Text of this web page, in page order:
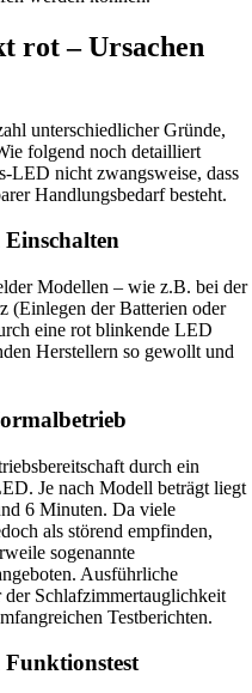
rot – Ursachen
unterschiedlicher Gründe,
folgend noch detailliert
LED nicht zwangsweise, dass
Handlungsbedarf besteht.
Modellen – wie z.B. bei der
(Einlegen der Batterien oder
eine rot blinkende LED
Herstellern so gewollt und
durch ein
Je nach Modell beträgt liegt
6 Minuten. Da viele
als störend empfinden,
sogenannte
Ausführliche
Schlafzimmertauglichkeit
Testberichten.